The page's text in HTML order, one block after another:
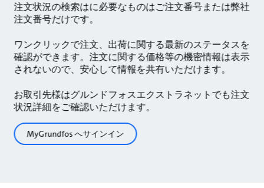
注文状況の検索はに必要なものはご注文番号または弊社
注文番号だけです。
ワンクリックで注文、出荷に関する最新のステータスを
確認ができます。注文に関する価格等の機密情報は表示
されないので、安心して情報を共有いただけます。
お取引先様はグルンドフォスエクストラネットでも注文
状況詳細をご確認いただけます。
MyGrundfos へサインイン